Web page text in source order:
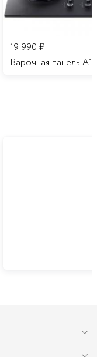
19 990 ₽
Варочная панель A16